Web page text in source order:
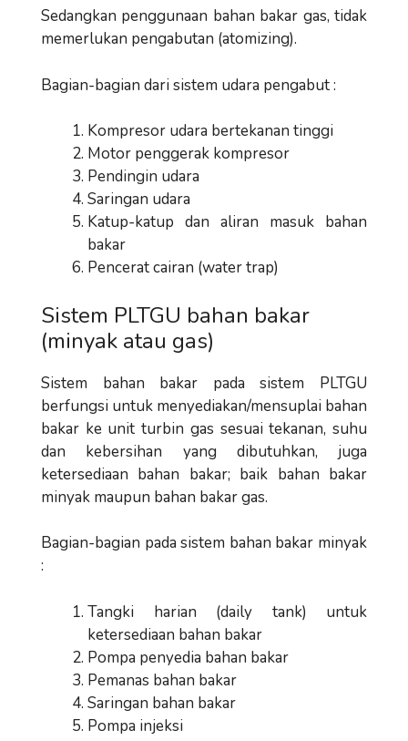
Sedangkan penggunaan bahan bakar gas, tidak
memerlukan pengabutan (atomizing).
Bagian-bagian dari sistem udara pengabut :
Kompresor udara bertekanan tinggi
Motor penggerak kompresor
Pendingin udara
Saringan udara
Katup-katup dan aliran masuk bahan
bakar
Pencerat cairan (water trap)
Sistem PLTGU bahan bakar
(minyak atau gas)
Sistem bahan bakar pada sistem PLTGU
berfungsi untuk menyediakan/mensuplai bahan
bakar ke unit turbin gas sesuai tekanan, suhu
dan kebersihan yang dibutuhkan, juga
ketersediaan bahan bakar; baik bahan bakar
minyak maupun bahan bakar gas.
Bagian-bagian pada sistem bahan bakar minyak
:
Tangki harian (daily tank) untuk
ketersediaan bahan bakar
Pompa penyedia bahan bakar
Pemanas bahan bakar
Saringan bahan bakar
Pompa injeksi